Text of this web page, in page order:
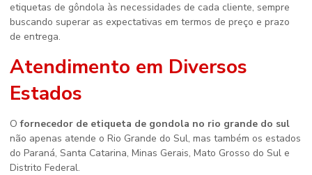
etiquetas de gôndola às necessidades de cada cliente, sempre
buscando superar as expectativas em termos de preço e prazo
de entrega.
Atendimento em Diversos
Estados
Ofornecedor de etiqueta de gondola no rio grande do sul
não apenas atende o Rio Grande do Sul, mas também os estados
do Paraná, Santa Catarina, Minas Gerais, Mato Grosso do Sul e
Distrito Federal.